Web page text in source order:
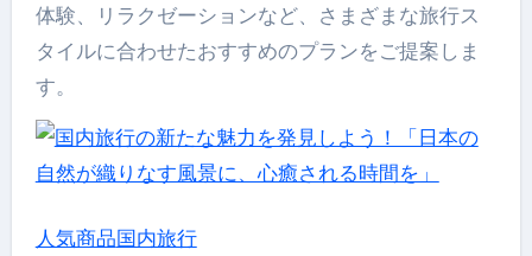
体験、リラクゼーションなど、さまざまな旅行ス
タイルに合わせたおすすめのプランをご提案しま
す。
人気商品国内旅行